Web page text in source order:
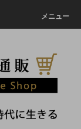
メニュー